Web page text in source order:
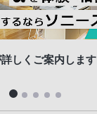
しくご案内します